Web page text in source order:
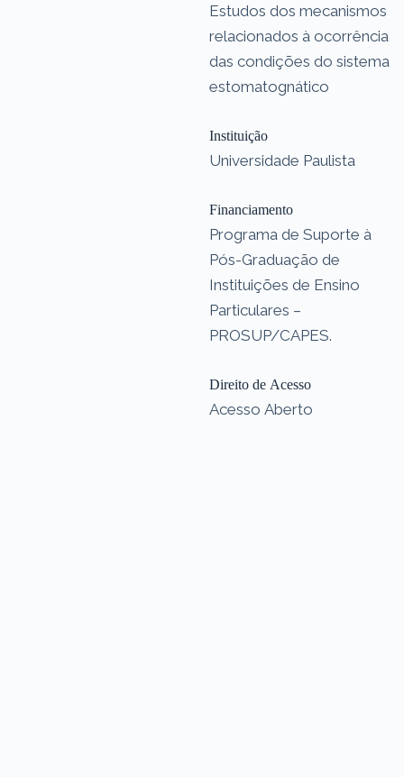
Estudos dos mecanismos
relacionados à ocorrência
das condições do sistema
estomatognático
Instituição
Universidade Paulista
Financiamento
Programa de Suporte à
Pós-Graduação de
Instituições de Ensino
Particulares –
PROSUP/CAPES.
Direito de Acesso
Acesso Aberto